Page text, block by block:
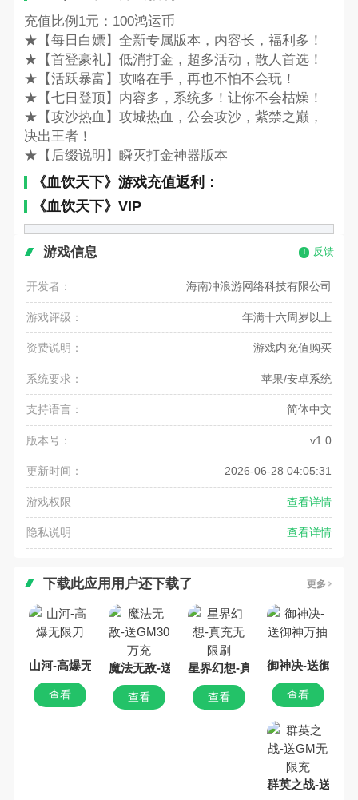
充值比例1元：100鸿运币
★【每日白嫖】全新专属版本，内容长，福利多！
★【首登豪礼】低消打金，超多活动，散人首选！
★【活跃暴富】攻略在手，再也不怕不会玩！
★【七日登顶】内容多，系统多！让你不会枯燥！
★【攻沙热血】攻城热血，公会攻沙，紫禁之巅，
决出王者！
★【后缀说明】瞬灭打金神器版本
《血饮天下》游戏充值返利：
《血饮天下》VIP
游戏信息 反馈
开发者： 海南冲浪游网络科技有限公司
游戏评级： 年满十六周岁以上
资费说明： 游戏内充值购买
系统要求： 苹果/安卓系统
支持语言： 简体中文
版本号： v1.0
更新时间： 2026-06-28 04:05:31
游戏权限 查看详情
隐私说明 查看详情
下载此应用用户还下载了 更多
山河-高爆无限刀
查看
魔法无敌-送GM30万充
查看
星界幻想-真充无限刷
查看
御神决-送御神万
查看
群英之战-送GM